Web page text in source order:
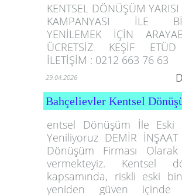
KENTSEL DÖNÜŞÜM
KAMPANYASI İLE
YENİLEMEK İÇİN
ÜCRETSİZ KEŞİF
İLETİŞİM : 0212 663 76 63
29.04.2026
Bahçelievler Kentsel
entsel Dönüşüm İle Eski
Yeniliyoruz DEMİR
Dönüşüm Firması
vermekteyiz. Kentsel
kapsamında, riskli eski
yeniden güven içinde